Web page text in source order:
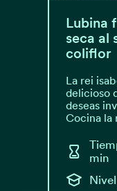
Lubina
seca al
coliflor
La rei
delicioso
deseas
Cocina la
min